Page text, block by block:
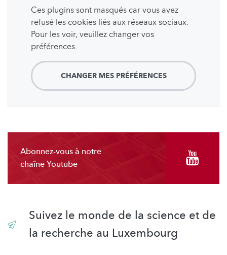
Ces plugins sont masqués car vous avez
refusé les cookies liés aux réseaux sociaux.
Pour les voir, veuillez changer vos
préférences.
CHANGER MES PRÉFÉRENCES
Abonnez-vous à notre
chaîne Youtube
Suivez le monde de la science et de
la recherche au Luxembourg